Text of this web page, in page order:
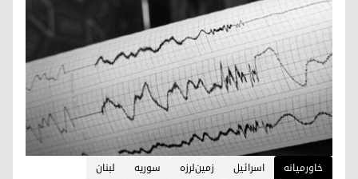
خاورمیانه اسرائیل زمین‌لرزه سوریە لبنان